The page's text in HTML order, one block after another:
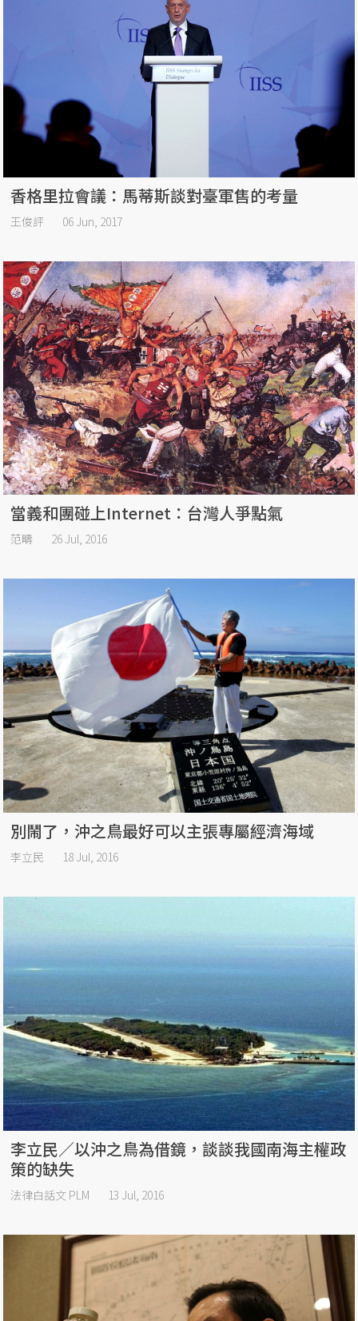
香格里拉會議：馬蒂斯談對臺軍售的考量
王俊評 06 Jun, 2017
當義和團碰上Internet：台灣人爭點氣
范疇 26 Jul, 2016
別鬧了，沖之鳥最好可以主張專屬經濟海域
李立民 18 Jul, 2016
李立民／以沖之鳥為借鏡，談談我國南海主權政
策的缺失
法律白話文 PLM 13 Jul, 2016